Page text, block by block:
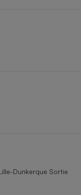
Dunkerque Sortie
Antivirus